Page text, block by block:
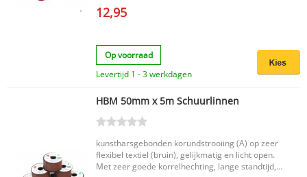
kosteneffectieve prestaties bij toepassingen met
professionele toepassingen op Metaal, RVS en
Aluminium met een extreem lange standtijd door
het koelslijpend effect van de keramische korrel.
Hierdoor is er minder warmte ontwikkeling op
met name RVS en Aluminium.
12,95
Op voorraad
Levertijd 1 - 3 werkdagen
HBM 50mm x 5m Schuurlinnen
kunstharsgebonden korundstrooiing (A) op zeer
flexibel textiel (bruin), gelijkmatig en licht open.
Met zeer goede korrelhechting, lange standtijd,